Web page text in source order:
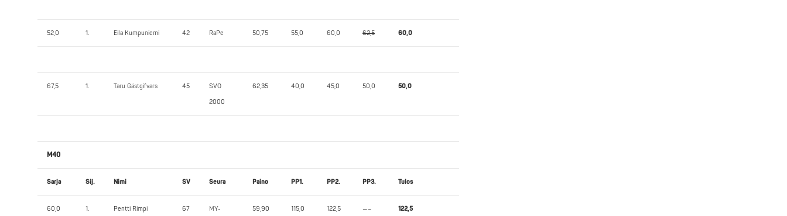
52,0 1. Eila Kumpuniemi 42 RaPe 50,75 55,0 60,0 62,5 60,0
67,5 1. Taru Gästgifvars 45 SVO
2000
62,35 40,0 45,0 50,0 50,0
M40
Sarja Sij. Nimi SV Seura Paino PP1. PP2. PP3. Tulos
60,0 1. Pentti Rimpi 67 MY- 59,90 115,0 122,5 —– 122,5